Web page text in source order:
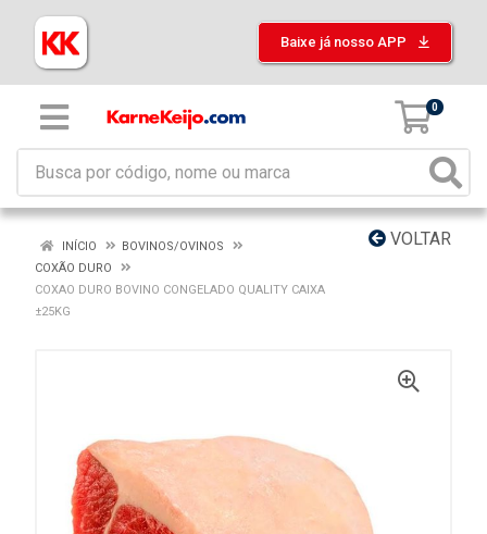
Baixe já nosso APP
0
VOLTAR
INÍCIO
BOVINOS/OVINOS
COXÃO DURO
COXAO DURO BOVINO CONGELADO QUALITY CAIXA
±25KG